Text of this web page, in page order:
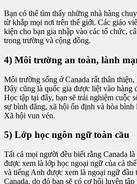
Bạn có thể tìm thấy những nhà hàng
từ khắp mọi nơi trên thế giới. Các giáo
kiện cho bạn gia nhập vào các tổ chức,
trong trường và cộng đồng.
4) Môi trường an toàn, lành
Môi trường sống ở Canada rất thân
Đây cũng là quốc gia được liệt vào hàng
Học tập tại đây, bạn sẽ trải nghiệm cuộc
sự bình đăng, xã hội ổn định và hòa
Xã hội vun vén.
5) Lớp học ngôn ngữ toàn cầu
Tất cả mọi người đều biết rằng Canada
được xem là lớp học ngoại ngữ của cả
và tiếng Anh được xem là ngoại ngữ đầu
Canada, do đó bạn sẽ có cơ hội luyện